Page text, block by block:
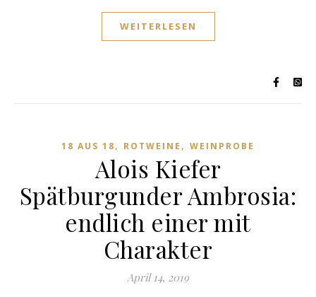
WEITERLESEN
18 AUS 18, ROTWEINE , WEINPROBE
Alois Kiefer
Spätburgunder Ambrosia:
endlich einer mit
Charakter
April 14, 2019